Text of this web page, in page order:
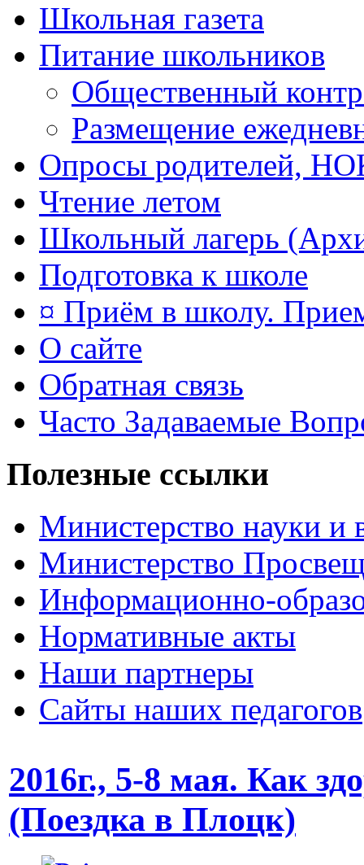
Школьная газета
Питание школьников
Общественный
Размещение
Опросы родителей,
Чтение летом
Школьный лагерь
Подготовка к школе
¤ Приём в школу.
О сайте
Обратная связь
Часто Задаваемые
Полезные ссылки
Министерство науки и
Министерство
Информационно-
Нормативные акты
Наши партнеры
Сайты наших педагогов
2016г., 5-8 мая. Как
(Поездка в Плоцк)